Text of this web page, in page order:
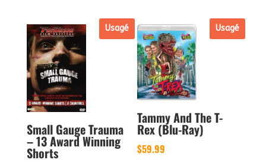
Usagé
Small Gauge Trauma
– 13 Award Winning
Shorts
Usagé
Tammy And The T-
Rex (Blu-Ray)
$59.99